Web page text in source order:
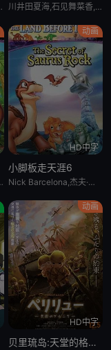
也,角田雄二郎,野田航弥,中岛卓也,菊池康弘,角田雄二郎,村井美里,伊原正明 川井田夏海,石见舞菜香,菱川花菜,古川慎,梅原裕一郎,石川由依,水瀬いのり,中原麻衣,ニケライ・ファラナーゼ,五十嵐丽,川井田夏海,石见舞菜香,茅野爱衣,冈田幸子,小林裕介,矢野优美华,篠原侑,山田美铃,结川あさき,中山祥徳,富士渕将行,鎌仓有那,橘めい,远藤綾
恩·因戈尔,Bradon La Croix
动画
HD中字
小脚板走天涯6
Nick Barcelona,杰夫·贝内特,南茜·卡特莱特,艾莉娅·诺埃尔·柯曾,托马斯·戴克,米丽亚姆·福林
动画
HD中字
贝里琉岛:天堂的格尔尼卡: